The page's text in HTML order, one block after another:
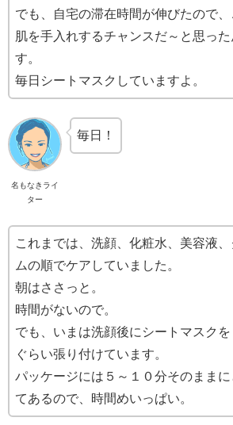
でも、自宅の滞在時間が伸びたので、
肌を手入れするチャンスだ～と思っ
す。
毎日シートマスクしていますよ。
名もなきライ
ター
毎日！
これまでは、洗顔、化粧水、美容液
ムの順でケアしていました。
朝はささっと。
時間がないので。
でも、いまは洗顔後にシートマスクを
ぐらい張り付けています。
パッケージには５～１０分そのままに
てあるので、時間めいっぱい。